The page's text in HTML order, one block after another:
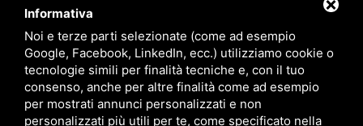
RADIO SOUND SNCVIALE PAPA GIOVANNI XXIII, 39, 44021 CODIGORO FE
D.L. 34/2019 EROG. PUBBLICHE
PRIVACY•SITEMAP• QUESTO SITO È PROTETTO DA GOOGLE RECAPTCHA
V3,PRIVACY POLICYETERMS OF SERVICEDI GOOGLE.
Informativa
Noi e terze parti selezionate (come ad esempio
Google, Facebook, LinkedIn, ecc.) utilizziamo cookie o
tecnologie simili per finalità tecniche e, con il tuo
consenso, anche per altre finalità come ad esempio
per mostrati annunci personalizzati e non
personalizzati più utili per te, come specificato nella